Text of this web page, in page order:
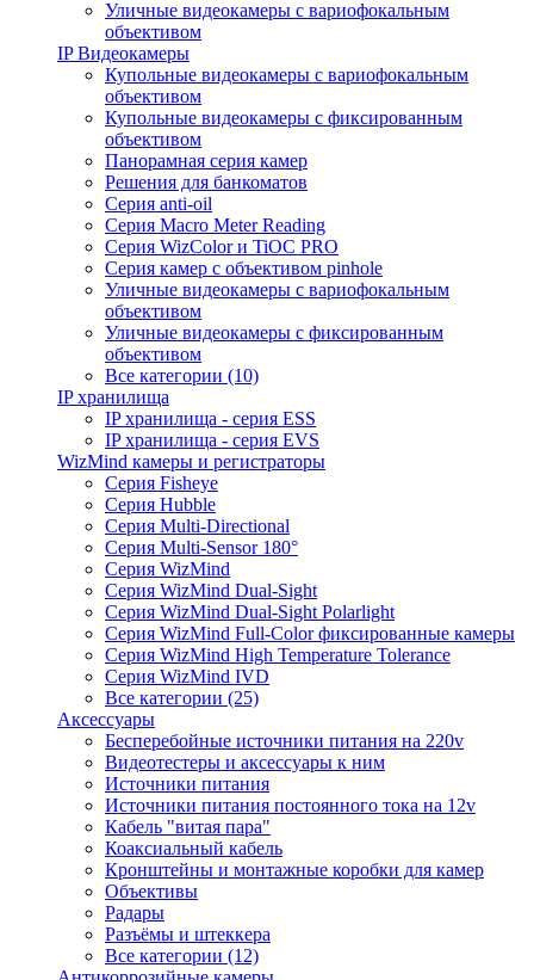
Уличные видеокамеры с вариофокальным
объективом
IP Видеокамеры
Купольные видеокамеры с вариофокальным
объективом
Купольные видеокамеры с фиксированным
объективом
Панорамная серия камер
Решения для банкоматов
Серия anti-oil
Серия Macro Meter Reading
Серия WizColor и TiOC PRO
Серия камер с объективом pinhole
Уличные видеокамеры с вариофокальным
объективом
Уличные видеокамеры с фиксированным
объективом
Все категории (10)
IP хранилища
IP хранилища - серия ESS
IP хранилища - серия EVS
WizMind камеры и регистраторы
Серия Fisheye
Серия Hubble
Серия Multi-Directional
Серия Multi-Sensor 180°
Серия WizMind
Серия WizMind Dual-Sight
Серия WizMind Dual-Sight Polarlight
Серия WizMind Full-Color фиксированные камеры
Серия WizMind High Temperature Tolerance
Серия WizMind IVD
Все категории (25)
Аксессуары
Бесперебойные источники питания на 220v
Видеотестеры и аксессуары к ним
Источники питания
Источники питания постоянного тока на 12v
Кабель "витая пара"
Коаксиальный кабель
Кронштейны и монтажные коробки для камер
Объективы
Радары
Разъёмы и штеккера
Все категории (12)